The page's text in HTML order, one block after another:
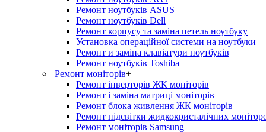
Ремонт ноутбуків ASUS
Ремонт ноутбуків Dell
Ремонт корпусу та заміна петель ноутбуку
Установка операційної системи на ноутбуки
Ремонт и заміна клавіатури ноутбуків
Ремонт ноутбуків Toshiba
Ремонт моніторів+
Ремонт інверторів ЖК моніторів
Ремонт і заміна матриці моніторів
Ремонт блока живлення ЖК моніторів
Ремонт підсвітки жидкокристалічних
Ремонт моніторів Samsung